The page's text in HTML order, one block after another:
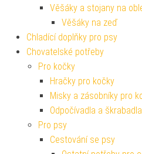
Věšáky a stojany na
Věšáky na zeď
Chladící doplňky pro psy
Chovatelské potřeby
Pro kočky
Hračky pro kočky
Misky a zásobníky pro
Odpočívadla a
Pro psy
Cestování se psy